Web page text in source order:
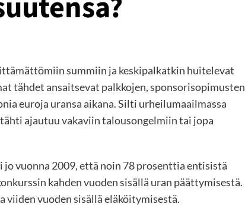
summiin ja keskipalkatkin huitelevat
tähdet ansaitsevat palkkojen, sponsorisopimusten
euroja uransa aikana. Silti urheilumaailmassa
ajautuu vakaviin talousongelmiin tai jopa
jo vuonna 2009, että noin 78 prosenttia entisistä
kahden vuoden sisällä uran päättymisestä.
viiden vuoden sisällä eläköitymisestä.